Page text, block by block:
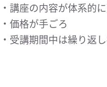
・講座の内容が体系的
・価格が手ごろ
・受講期間中は繰り返